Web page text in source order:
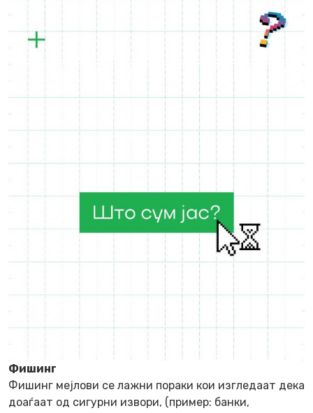
Фишинг
Фишинг мејлови се лажни пораки кои изгледаат дека
доаѓаат од сигурни извори, (пример: банки,